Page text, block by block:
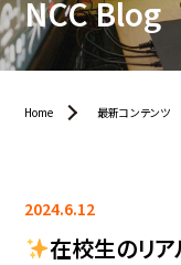
NCC Blog
Home 最新コンテンツ
2024.6.12
在校生のリ